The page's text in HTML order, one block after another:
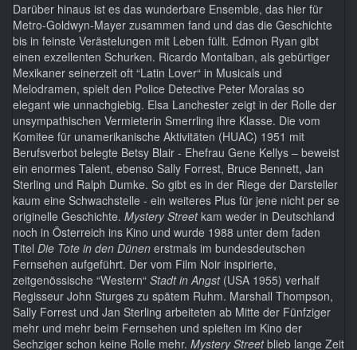
Darüber hinaus ist es das wunderbare Ensemble, das hier für
Metro-Goldwyn-Mayer zusammen fand und das die Geschichte
bis in feinste Verästelungen mit Leben füllt. Edmon Ryan gibt
einen exzellenten Schurken. Ricardo Montalban, als gebürtiger
Mexikaner seinerzeit oft “Latin Lover“ in Musicals und
Melodramen, spielt den Police Detective Peter Moralas so
elegant wie unnachgiebig. Elsa Lanchester zeigt in der Rolle der
unsympathischen Vermieterin Smerrling ihre Klasse. Die vom
Komitee für unamerikanische Aktivitäten (HUAC) 1951 mit
Berufsverbot belegte Betsy Blair - Ehefrau Gene Kellys – beweist
ein enormes Talent, ebenso Sally Forrest, Bruce Bennett, Jan
Sterling und Ralph Dumke. So gibt es in der Riege der Darsteller
kaum eine Schwachstelle - ein weiteres Plus für jene nicht per se
originelle Geschichte. Mystery Streetkam weder in Deutschland
noch in Österreich ins Kino und wurde 1988 unter dem faden
Titel Die Tote in den Dünen erstmals im bundesdeutschen
Fernsehen aufgeführt. Der vom Film Noir inspirierte,
zeitgenössische “Western“ Stadt in Angst(USA 1955) verhalf
Regisseur John Sturges zu spätem Ruhm. Marshall Thompson,
Sally Forrest und Jan Sterling arbeiteten ab Mitte der Fünfziger
mehr und mehr beim Fernsehen und spielten im Kino der
Sechziger schon keine Rolle mehr. Mystery Streetblieb lange Zeit